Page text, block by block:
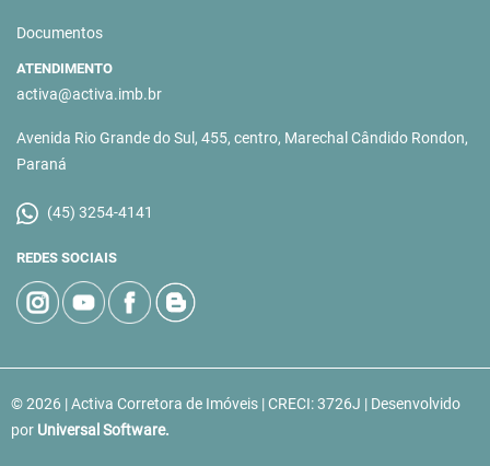
Documentos
ATENDIMENTO
activa@activa.imb.br
Avenida Rio Grande do Sul, 455, centro, Marechal Cândido Rondon,
Paraná
(45) 3254-4141
REDES SOCIAIS
© 2026 | Activa Corretora de Imóveis | CRECI: 3726J | Desenvolvido
por Universal Software.